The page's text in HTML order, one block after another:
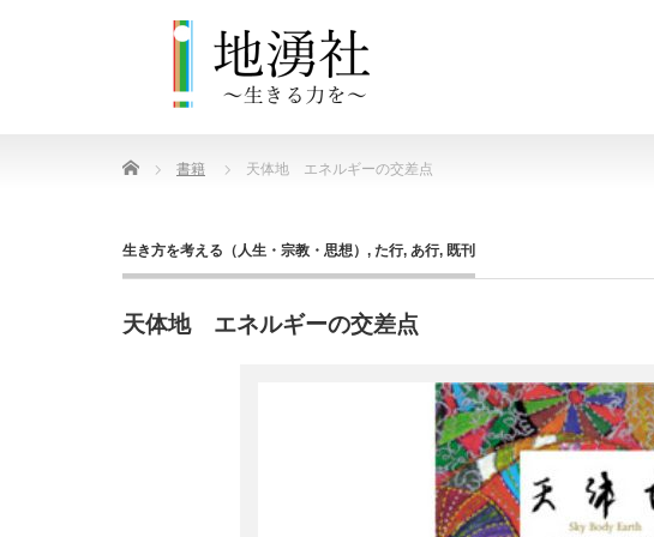
Home 書籍 天体地 エネルギーの交差点
生き方を考える（人生・宗教・思想） , た行, あ行, 既刊
天体地 エネルギーの交差点